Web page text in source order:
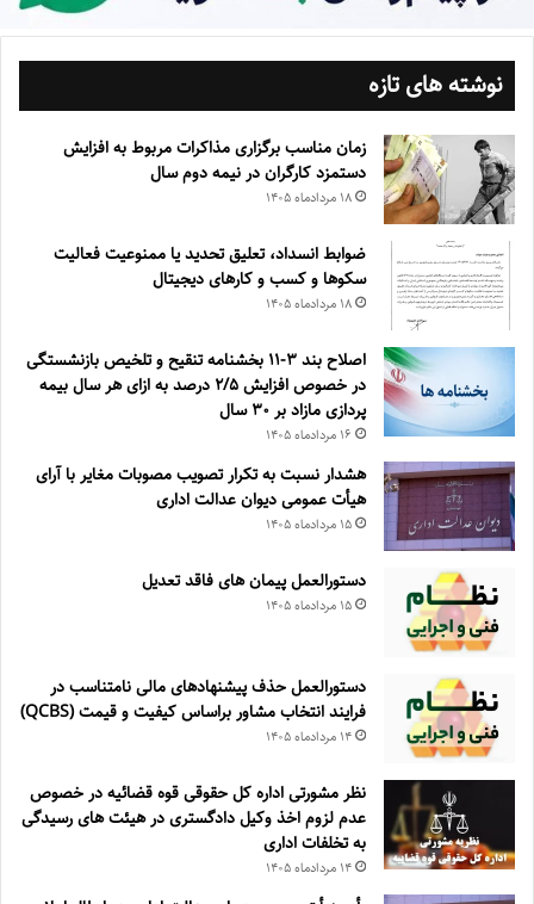
نوشته های تازه
زمان مناسب برگزاری مذاکرات مربوط به افزایش
دستمزد کارگران در نیمه دوم سال
۱۸ مرداد‌ماه ۱۴۰۵
ضوابط انسداد، تعليق تحديد يا ممنوعيت فعاليت
سكوها و كسب و كارهای ديجيتال
۱۸ مرداد‌ماه ۱۴۰۵
اصلاح بند ۳‏-۱۱ بخشنامه تنقیح و تلخیص بازنشستگی
در خصوص افزایش ۵‏‏‏‏‏‏‏‏‏/۲ درصد به ازای هر سال بیمه
پردازی مازاد بر ۳۰‏ سال
۱۶ مرداد‌ماه ۱۴۰۵
هشدار نسبت به تکرار تصویب مصوبات مغایر با آرای
هیأت عمومی دیوان عدالت اداری
۱۵ مرداد‌ماه ۱۴۰۵
دستورالعمل پیمان های فاقد تعدیل
۱۵ مرداد‌ماه ۱۴۰۵
دستورالعمل حذف پيشنهادهای مالی نامتناسب در
فرايند انتخاب مشاور براساس كيفيت و قيمت (QCBS)
۱۴ مرداد‌ماه ۱۴۰۵
نظر مشورتی اداره کل حقوقی قوه قضائیه در خصوص
عدم لزوم اخذ وکیل دادگستری در هیئت های رسیدگی
به تخلفات اداری
۱۴ مرداد‌ماه ۱۴۰۵